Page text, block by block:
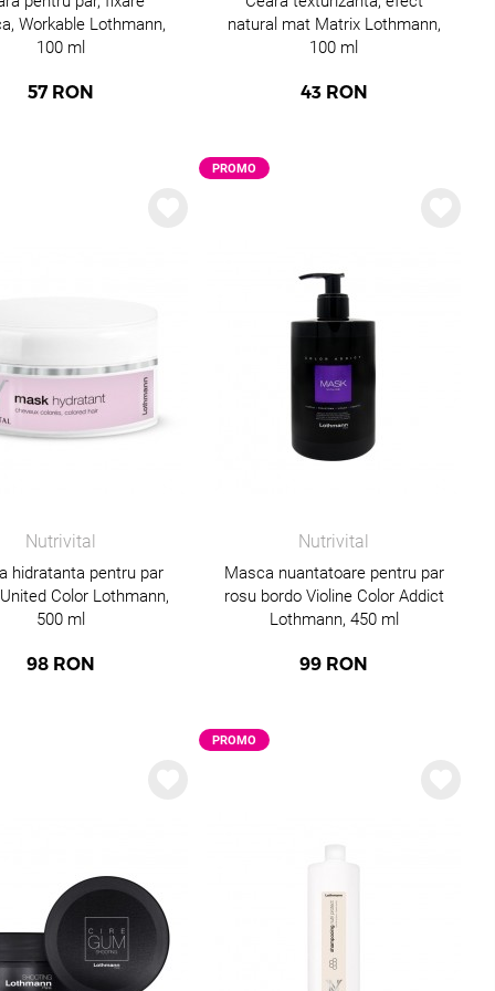
clientelor.
părului.
și de durată.
Workable Lothmann,
100 ml
57 RON
natural mat Matrix Lothmann,
100 ml
43 RON
Nutrivital
hidratanta pentru par
Color Lothmann,
500 ml
98 RON
Nutrivital
Masca nuantatoare pentru par
rosu bordo Violine Color Addict
Lothmann, 450 ml
99 RON
PROMO
PROMO